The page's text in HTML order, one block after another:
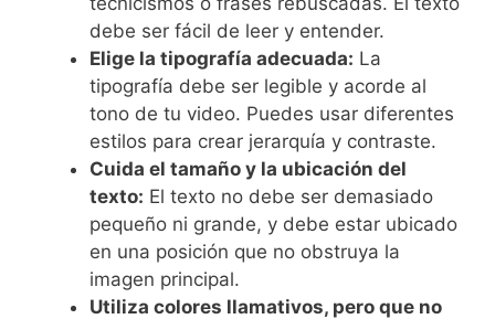
debe ser fácil de leer y entender.
Elige la tipografía adecuada: La
tipografía debe ser legible y acorde al
tono de tu video. Puedes usar diferentes
estilos para crear jerarquía y contraste.
Cuida el tamaño y la ubicación del
texto: El texto no debe ser demasiado
pequeño ni grande, y debe estar ubicado
en una posición que no obstruya la
imagen principal.
Utiliza colores llamativos, pero que no